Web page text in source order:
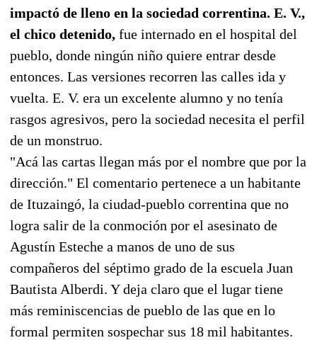
impactó de lleno en la sociedad correntina. E. V.,
el chico detenido, fue internado en el hospital del
pueblo, donde ningún niño quiere entrar desde
entonces. Las versiones recorren las calles ida y
vuelta. E. V. era un excelente alumno y no tenía
rasgos agresivos, pero la sociedad necesita el perfil
de un monstruo.
"Acá las cartas llegan más por el nombre que por la
dirección." El comentario pertenece a un habitante
de Ituzaingó, la ciudad-pueblo correntina que no
logra salir de la conmoción por el asesinato de
Agustín Esteche a manos de uno de sus
compañeros del séptimo grado de la escuela Juan
Bautista Alberdi. Y deja claro que el lugar tiene
más reminiscencias de pueblo de las que en lo
formal permiten sospechar sus 18 mil habitantes.